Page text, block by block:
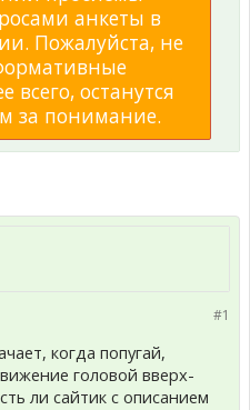
анкеты в
Пожалуйста, не
всего, останутся
за понимание.
#1
когда попугай,
головой вверх-
ли сайтик с описанием